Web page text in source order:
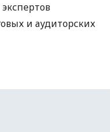
и аудиторских